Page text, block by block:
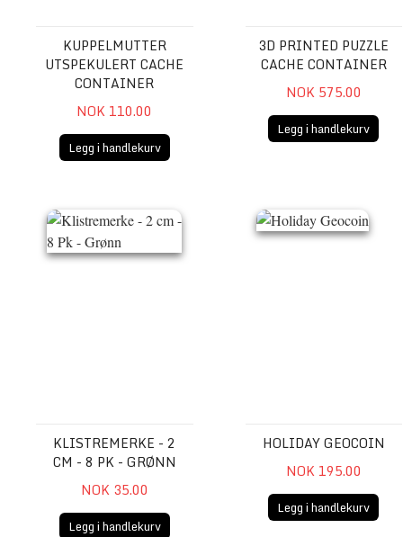
KUPPELMUTTER
UTSPEKULERT CACHE
CONTAINER
NOK 110.00
Legg i handlekurv
3D PRINTED PUZZLE
CACHE CONTAINER
NOK 575.00
Legg i handlekurv
Klistremerke - 2 cm - 8 Pk - Grønn
KLISTREMERKE - 2
CM - 8 PK - GRØNN
NOK 35.00
Legg i handlekurv
Holiday Geocoin
HOLIDAY GEOCOIN
NOK 195.00
Legg i handlekurv